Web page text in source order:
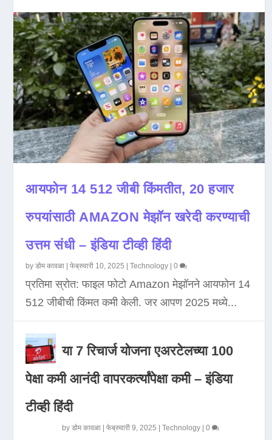
आयफोन 14 512 जीबी किंमतीत, 20 हजार
रुपयांसाठी AMAZON मेझॉन खरेदी करण्याची
उत्तम संधी – इंडिया टीव्ही हिंदी
byडोम कावळा |फेब्रुवारी 10, 2025 |Technology |0
प्रतिमा स्रोत: फाइल फोटो Amazon मेझॉनने आयफोन 14
512 जीबीची किंमत कमी केली. जर आपण 2025 मध्ये...
या 7 रिचार्ज योजना एअरटेलच्या 100
पेक्षा कमी आनंदी वापरकर्त्यांपेक्षा कमी – इंडिया
टीव्ही हिंदी
byडोम कावळा |फेब्रुवारी 9, 2025 |Technology |0